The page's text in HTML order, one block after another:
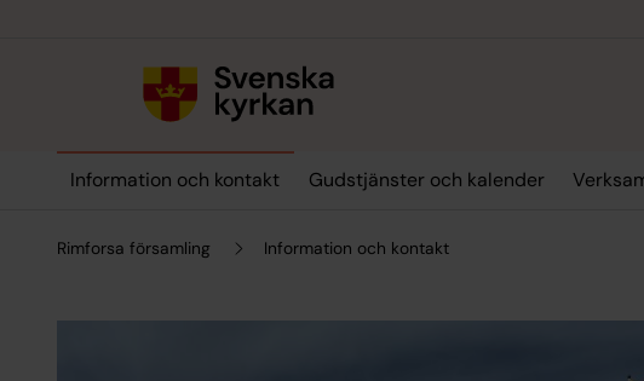
Information och kontakt Gudstjänster och kalender
Rimforsa församling Information och kontakt